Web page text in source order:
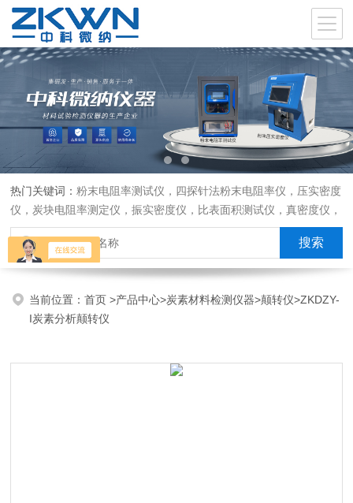
热门关键词：粉末电阻率测试仪，四探针法粉末电阻率仪，压实密度
仪，炭块电阻率测定仪，振实密度仪，比表面积测试仪，真密度仪，
炭块热膨胀仪，炭块透气率仪，炭块二氧化碳反应测定仪
当前位置：首页>产品中心>炭素材料检测仪器>颠转仪>ZKDZY-
I炭素分析颠转仪